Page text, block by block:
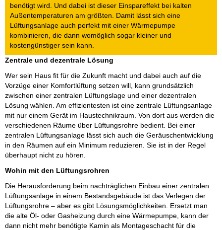
benötigt wird. Und dabei ist dieser Einspareffekt bei kalten
Außentemperaturen am größten. Damit lässt sich eine
Lüftungsanlage auch perfekt mit einer Wärmepumpe
kombinieren, die dann womöglich sogar kleiner und
kostengünstiger sein kann.
Zentrale und dezentrale Lösung
Wer sein Haus fit für die Zukunft macht und dabei auch auf die
Vorzüge einer Komfortlüftung setzen will, kann grundsätzlich
zwischen einer zentralen Lüftungslage und einer dezentralen
Lösung wählen. Am effizientesten ist eine zentrale Lüftungsanlage
mit nur einem Gerät im Haustechnikraum. Von dort aus werden die
verschiedenen Räume über Lüftungsrohre bedient. Bei einer
zentralen Lüftungsanlage lässt sich auch die Geräuschentwicklung
in den Räumen auf ein Minimum reduzieren. Sie ist in der Regel
überhaupt nicht zu hören.
Wohin mit den Lüftungsrohren
Die Herausforderung beim nachträglichen Einbau einer zentralen
Lüftungsanlage in einem Bestandsgebäude ist das Verlegen der
Lüftungsrohre – aber es gibt Lösungsmöglichkeiten. Ersetzt man
die alte Öl- oder Gasheizung durch eine Wärmepumpe, kann der
dann nicht mehr benötigte Kamin als Montageschacht für die